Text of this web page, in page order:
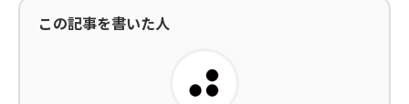
この記事を書いた人